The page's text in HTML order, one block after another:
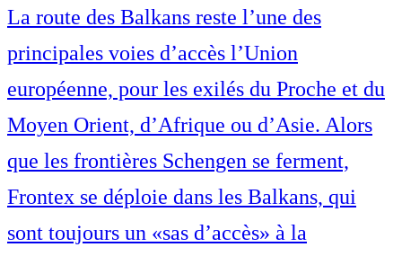
La route des Balkans reste l’une des
principales voies d’accès l’Union
européenne, pour les exilés du Proche et du
Moyen Orient, d’Afrique ou d’Asie. Alors
que les frontières Schengen se ferment,
Frontex se déploie dans les Balkans, qui
sont toujours un «sas d’accès» à la